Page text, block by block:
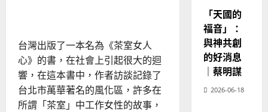
人
教
會
英
語
群
體
台灣出版了一本名為《茶室女人
心》的書，在社會上引起很大的迴
響，在這本書中，作者訪談記錄了
台北市萬華著名的風化區，許多在
所謂「茶室」中工作女性的故事，
教育
「天國的
福音」：
與神共創
的好消息
｜蔡明謀
2026-06-18